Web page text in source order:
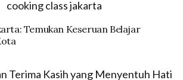
Temukan Keseruan Belajar